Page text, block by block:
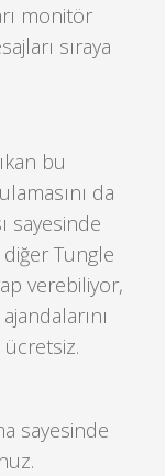
monitör
sıraya
bu
da
sayesinde
diğer Tungle
verebiliyor,
sayesinde